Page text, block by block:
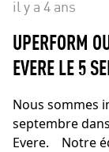
il y a 4 ans
UPERFORM
EVERE LE 5
Nous sommes
septembre
Evere. Notre